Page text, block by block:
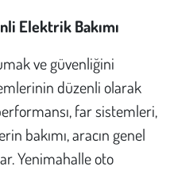
Elektrik Bakımı
ve güvenliğini
düzenli olarak
far sistemleri,
bakımı, aracın genel
Yenimahalle oto